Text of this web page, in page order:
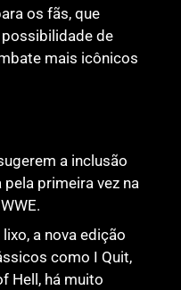
os fãs, que
de
mais icônicos
a inclusão
primeira vez na
a nova edição
como I Quit,
Hell, há muito